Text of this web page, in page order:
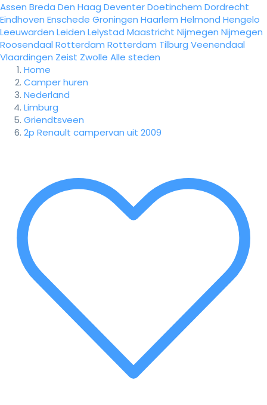
Assen Breda Den Haag DeventerDoetinchem Dordrecht
Eindhoven Enschede Groningen Haarlem Helmond Hengelo
Leeuwarden Leiden Lelystad Maastricht Nijmegen Nijmegen
Roosendaal Rotterdam Rotterdam Tilburg Veenendaal
Vlaardingen Zeist Zwolle Alle steden
Home
Camper huren
Nederland
Limburg
Griendtsveen
2p Renault campervan uit 2009